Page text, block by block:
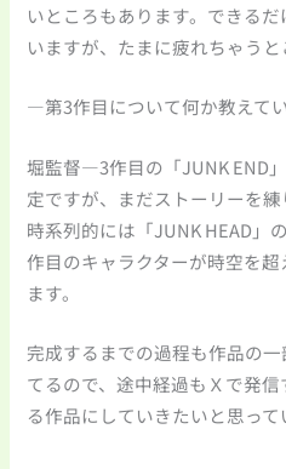
いところもあります。できる
いますが、たまに疲れちゃうと
―第3作目について何か教えて
堀監督―3作目の「JUNK END
定ですが、まだストーリーを練
時系列的には「JUNK HEAD」
作目のキャラクターが時空を
ます。
完成するまでの過程も作品の
てるので、途中経過もＸで発
る作品にしていきたいと思って